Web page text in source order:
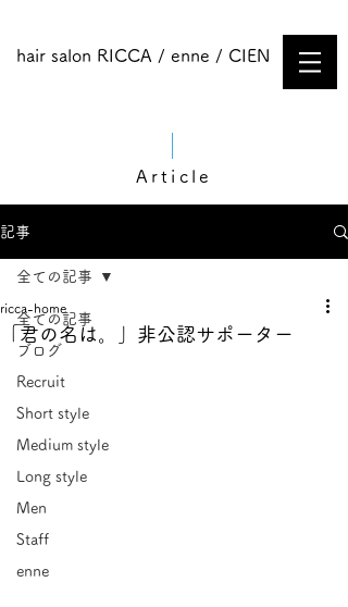
hair salon RICCA / enne / CIEN
Article
記事
全ての記事
ブログ
Recruit
Short style
Medium style​
Long style
Men
Staff
enne
全ての記事
「君の名は。」非公認サポーター
ricca-home